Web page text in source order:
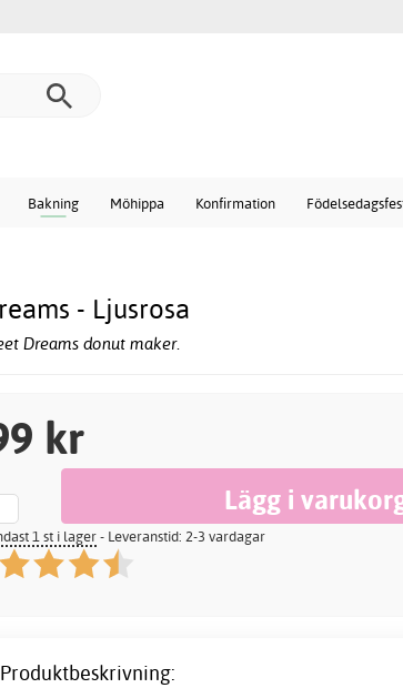
Bakning Möhippa Konfirmation
- Ljusrosa
Dreams donut maker.
kr
1 st i lager- Leveranstid: 2-3 vardagar
Produktbeskrivning: